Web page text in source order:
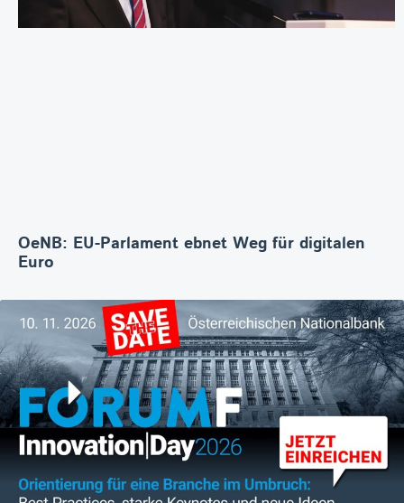
OeNB: EU-Parlament ebnet Weg für digitalen
Euro